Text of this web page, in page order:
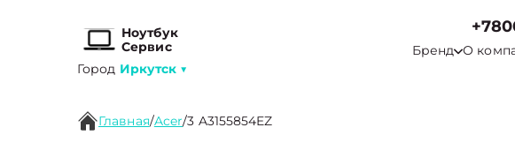
Ноутбук
Сервис
Город Иркутск ▼
Бренд О
Главная/Acer/3 A3155854EZ